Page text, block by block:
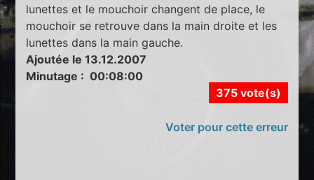
lunettes et le mouchoir changent de place, le
mouchoir se retrouve dans la main droite et les
lunettes dans la main gauche.
Ajoutée le 13.12.2007
Minutage : 00:08:00
375 vote(s)
Voter pour cette erreur